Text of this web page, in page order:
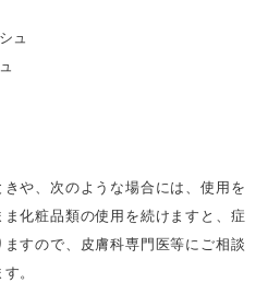
ュ
や、次のような場合には、使用を
化粧品類の使用を続けますと、症
すので、皮膚科専門医等にご相談
。